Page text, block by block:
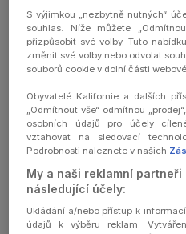
Nejste povinni nám poskytnout
2.2Správa účtu
Musíte zachovávat důvěrnost
zodpovědní za všechny činnosti,
účtu.Pokud zjistíte nebo máte
svého účtu, měli byste nás
abuse@urw.com.
Vytvoření účtu je omezeno na
mailová adresa). Berete na vědomí,
vyhrazený pro vaše vlastní a
převést na jinou osobu.
Pro přístup ke svému účtu budete
mailu a zvoleného hesla.
S výjimkou „nezbytně nutných“
souhlas. Níže můžete
přizpůsobit své volby. Tuto
změnit své volby nebo odvolat
souborů cookie v dolní části
Obyvatelé Kalifornie a dalších
„Odmítnout vše“ odmítnou
osobních údajů pro účely
vztahovat na sledovací
Podrobnosti naleznete v našich
My a naši reklamní
následující účely:
Ukládání a/nebo přístup k
údajů k výběru reklam.